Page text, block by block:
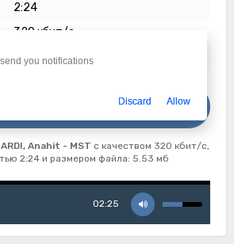
2:24
320 кбит/с
24-03-2024
Anahit - MST с качеством 320 кбит/с,
2:24 и размером файла: 5.53 мб
02:25
you notifications
Discard Allow